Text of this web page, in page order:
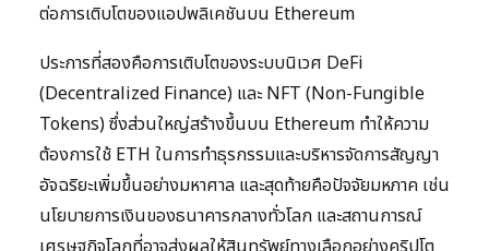
ต่อการเติบโตของแอปพลิเคชันบน Ethereum
ประการที่สองคือการเติบโตของระบบนิเวศ DeFi
(Decentralized Finance) และ NFT (Non-Fungible
Tokens) ซึ่งส่วนใหญ่สร้างขึ้นบน Ethereum ทำให้ความ
ต้องการใช้ ETH ในการทำธุรกรรมและบริหารจัดการสัญญา
อัจฉริยะเพิ่มขึ้นอย่างมหาศาล และสุดท้ายคือปัจจัยมหภาค เช่น
นโยบายการเงินของธนาคารกลางทั่วโลก และสถานการณ์